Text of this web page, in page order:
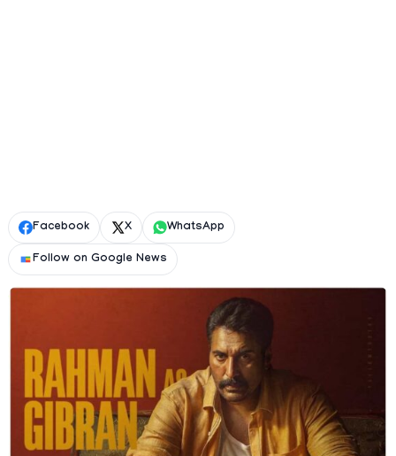
Facebook X WhatsApp
Follow on Google News